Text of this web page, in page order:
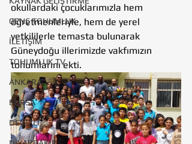
GENÇ TOHUMLUK
İLETİŞİM
TOHUMLUK TV
ANKARA
BURSA
DENİZLİ
okullardaki çocuklarımızla hem
öğretmenleriyle, hem de yerel
yetkililerle temasta bulunarak
Güneydoğu illerimizde vakfımızın
tohumlarını ekti.